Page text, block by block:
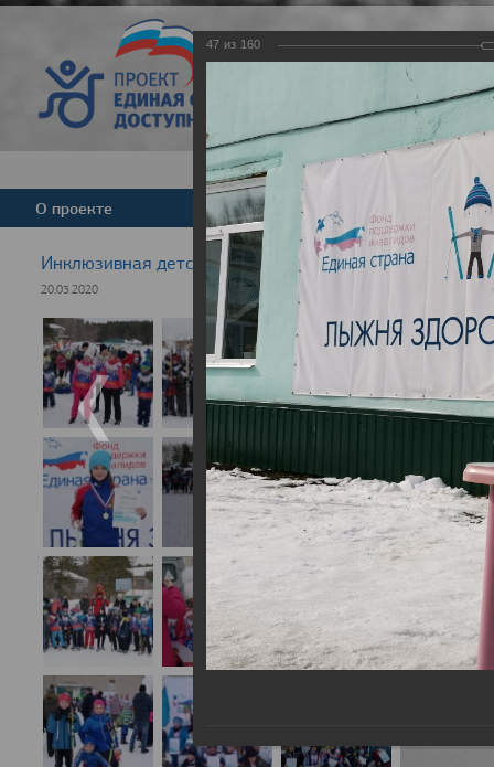
Версия для
О проекте Команда
Инклюзивная детская гонка "Лыжня здоровья" 2020
20.03.2020
47 из 160